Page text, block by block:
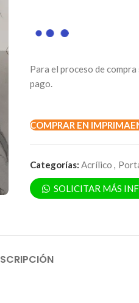
Para el proceso de
pago.
COMPRAR EN
Categorías: Acrílico ,
SOLICITAR MÁS